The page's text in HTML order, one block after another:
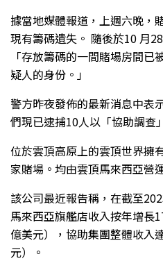
據當地媒體報道，上週六晚，
現有籌碼遺失。 隨後於10 月
「存放籌碼的一間賭場房間
疑人的身份。」
警方昨夜發佈的最新消息中表
們現已逮捕10人以「協助調查
位於雲頂高原上的雲頂世界擁
家賭場。均由雲頂馬來西亞營
該公司最近報告稱，在截至
馬來西亞旗艦店收入按年增長
億美元），協助集團整體收入
元）。